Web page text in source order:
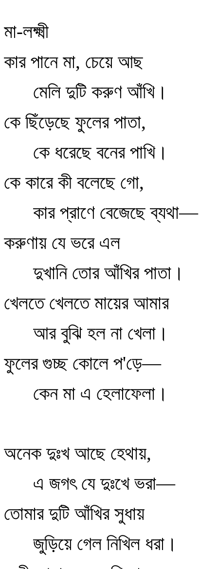
মা-লক্ষ্মী
কার পানে মা, চেয়ে আছ
মেলি দুটি করুণ আঁখি।
কে ছিঁড়েছে ফুলের পাতা,
কে ধরেছে বনের পাখি।
কে কারে কী বলেছে গো,
কার প্রাণে বেজেছে ব্যথা—
করুণায় যে ভরে এল
দুখানি তোর আঁখির পাতা।
খেলতে খেলতে মায়ের আমার
আর বুঝি হল না খেলা।
ফুলের গুচ্ছ কোলে প'ড়ে—
কেন মা এ হেলাফেলা।
অনেক দুঃখ আছে হেথায়,
এ জগৎ যে দুঃখে ভরা—
তোমার দুটি আঁখির সুধায়
জুড়িয়ে গেল নিখিল ধরা।